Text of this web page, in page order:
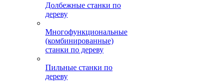
Долбежные станки по
дереву
Многофункциональные
(комбинированные)
станки по дереву
Пильные станки по
дереву